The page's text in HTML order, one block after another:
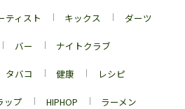
ティスト キックス ダーツ
バー ナイトクラブ
タバコ 健康 レシピ
ップ HIPHOP ラーメン